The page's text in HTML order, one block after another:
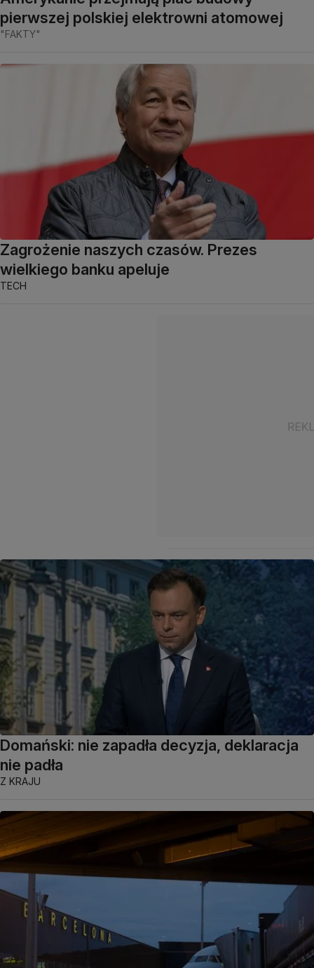
pierwszej polskiej elektrowni atomowej
"FAKTY"
Zagrożenie naszych czasów. Prezes
wielkiego banku apeluje
TECH
Domański: nie zapadła decyzja, deklaracja
nie padła
Z KRAJU